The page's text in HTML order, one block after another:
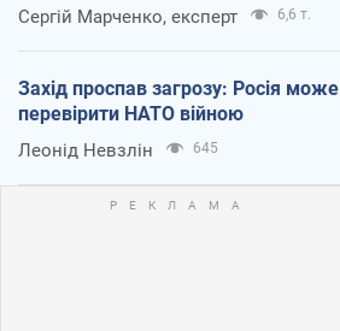
Сергій Марченко, експерт 6,6 т.
Захід проспав загрозу: Росія може
перевірити НАТО війною
Леонід Невзлін 645